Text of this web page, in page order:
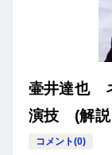
壷井達也
演技 (解説
コメント(0)